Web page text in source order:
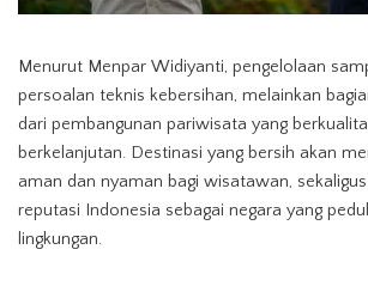
Menurut Menpar Widiyanti, pengelolaan
persoalan teknis kebersihan, melainkan
dari pembangunan pariwisata yang
berkelanjutan. Destinasi yang bersih akan
aman dan nyaman bagi wisatawan,
reputasi Indonesia sebagai negara yang
lingkungan.